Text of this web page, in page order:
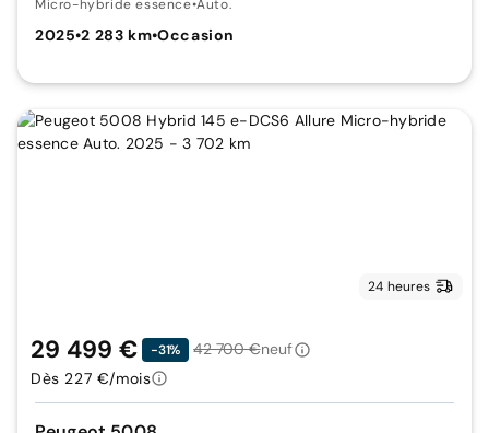
Micro-hybride essence•Auto.
2025•2 283 km•Occasion
24 heures
29 499 € -31% 42 700 €neuf
Dès 227 €/mois